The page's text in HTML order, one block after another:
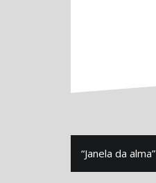
Navegação
de
“Janela da alma”